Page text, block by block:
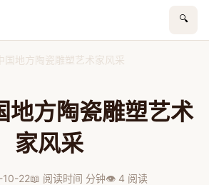
🔍
国地方陶瓷雕塑艺术家风采
方陶瓷雕塑艺术
家风采
10-22📖 阅读时间 分钟👁 4 阅读